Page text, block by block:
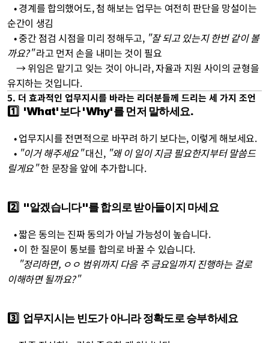
   • 경계를 합의했어도, 첨 해보는 업무는 여전히 판단을 망설이는
순간이 생김
   • 중간 점검 시점을 미리 정해두고,
"잘 되고 있는지 한번 같이 볼
까요?" 라고 먼저 손을 내미는 것이 필요
유지하는 것입니다.
5. 더 효과적인 업무지시를 바라는 리더분들께 드리는 세 가지 조언
1️⃣  'What'보다 'Why'를 먼저 말하세요.
   • 업무지시를 전면적으로 바꾸려 하기 보다는, 이렇게 해보세요.
   •
"이거 해주세요" 대신, "왜 이 일이 지금 필요한지부터 말씀드
릴게요" 한 문장을 앞에 추가합니다.
2️⃣  "알겠습니다"를 합의로 받아들이지 마세요
   • 짧은 동의는 진짜 동의가 아닐 가능성이 높습니다.
   • 이 한 질문이 통보를 합의로 바꿀 수 있습니다.
"정리하면, ㅇㅇ 범위까지 다음 주 금요일까지 진행하는 걸로
이해하면 될까요?"
3️⃣  업무지시는 빈도가 아니라 정확도로 승부하세요